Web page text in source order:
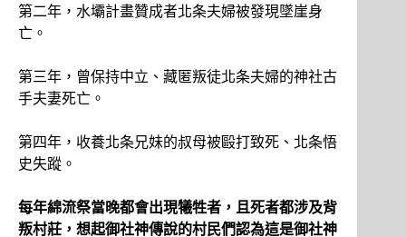
第二年，水壩計畫贊成者北条夫婦被發現墜崖身
亡。
第三年，曾保持中立、藏匿叛徒北条夫婦的神社古
手夫妻死亡。
第四年，收養北条兄妹的叔母被毆打致死、北条悟
史失蹤。
每年綿流祭當晚都會出現犧牲者，且死者都涉及背
叛村莊，想起御社神傳說的村民們認為這是御社神